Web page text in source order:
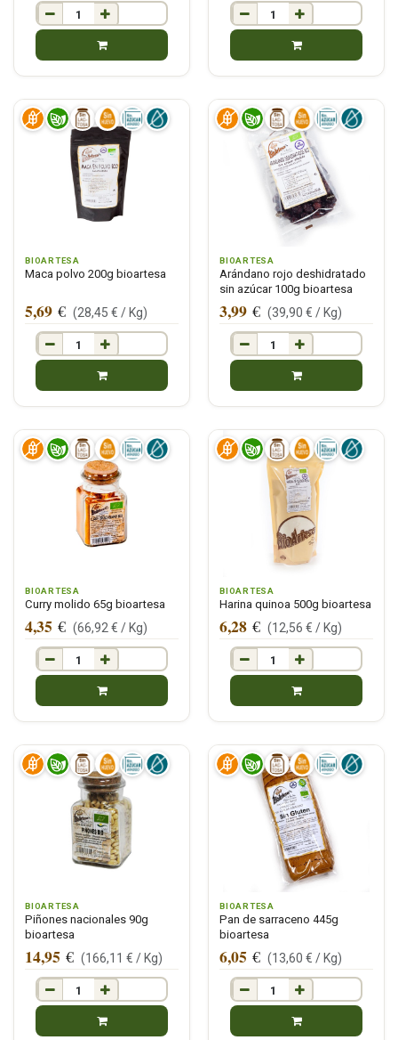
BIOARTESA
Maca polvo 200g bioartesa
5,69 € (28,45 € / Kg)
BIOARTESA
Arándano rojo deshidratado
sin azúcar 100g bioartesa
3,99 € (39,90 € / Kg)
BIOARTESA
Curry molido 65g bioartesa
4,35 € (66,92 € / Kg)
BIOARTESA
Harina quinoa 500g bioartesa
6,28 € (12,56 € / Kg)
BIOARTESA
Piñones nacionales 90g
bioartesa
14,95 € (166,11 € / Kg)
BIOARTESA
Pan de sarraceno 445g
bioartesa
6,05 € (13,60 € / Kg)